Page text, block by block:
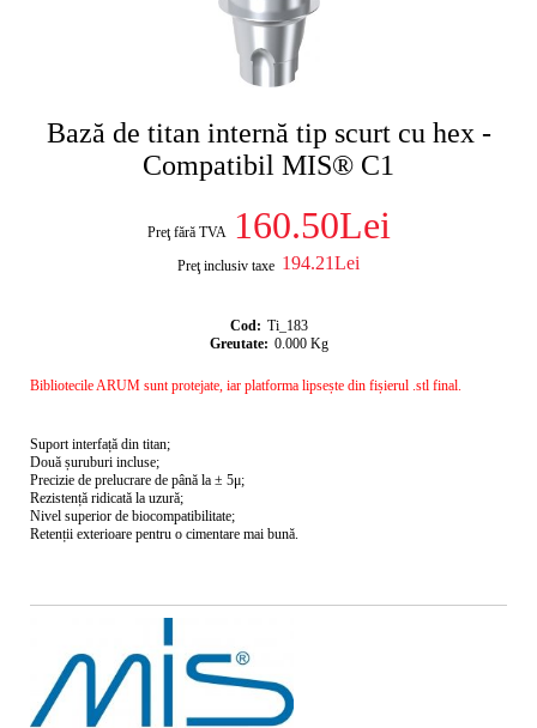
Bază de titan internă tip scurt cu hex -
Compatibil MIS® C1
Preţ fără TVA 160.50Lei
Preţ inclusiv taxe 194.21Lei
Cod: Ti_183
Greutate: 0.000 Kg
Bibliotecile ARUM sunt protejate, iar platforma lipsește din fișierul .stl final.
Suport interfață din titan;
Două șuruburi incluse;
Precizie de prelucrare de până la ± 5μ;
Rezistență ridicată la uzură;
Nivel superior de biocompatibilitate;
Retenții exterioare pentru o cimentare mai bună.